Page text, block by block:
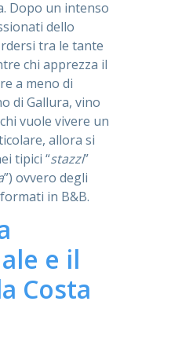
Dopo un intenso
dello
tra le tante
chi apprezza il
a meno di
di Gallura, vino
vuole vivere un
allora si
tipici “stazzi”
”) ovvero degli
in B&B.
e il
Costa